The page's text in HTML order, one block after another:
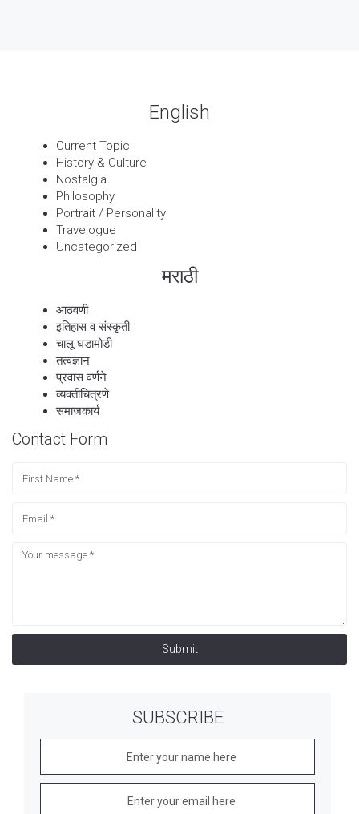
English
Current Topic
History & Culture
Nostalgia
Philosophy
Portrait / Personality
Travelogue
Uncategorized
मराठी
आठवणी
इतिहास व संस्कृती
चालू घडामोडी
तत्वज्ञान
प्रवास वर्णने
व्यक्तीचित्रणे
समाजकार्य
Contact Form
Submit
SUBSCRIBE